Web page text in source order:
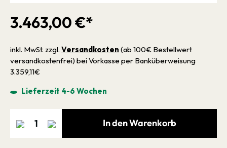
3.463,00 €*
inkl. MwSt. zzgl. Versandkosten (ab 100€ Bestellwert
versandkostenfrei) bei Vorkasse per Banküberweisung
3.359,11€
Lieferzeit 4-6 Wochen
In den Warenkorb